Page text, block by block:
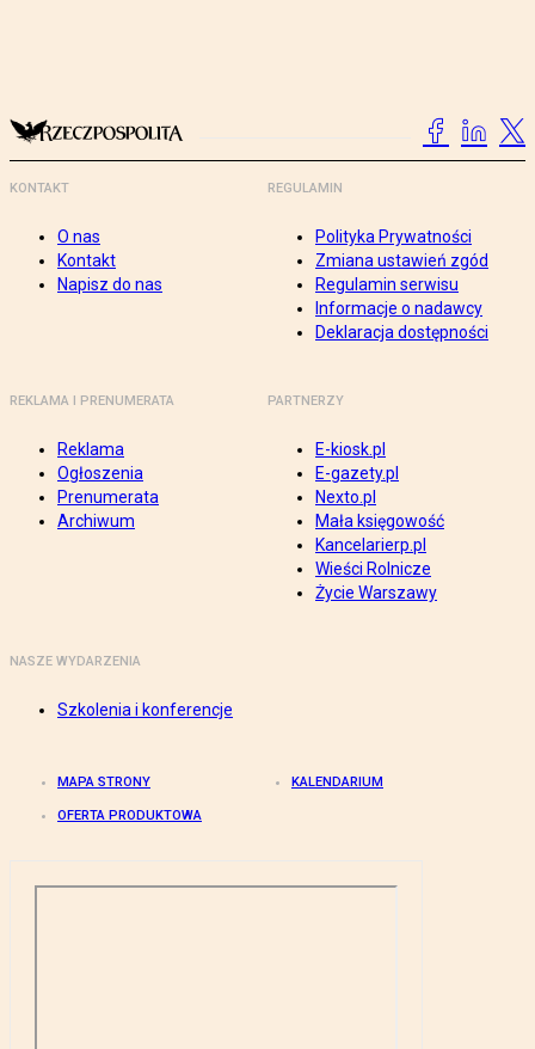
KONTAKT
O nas
Kontakt
Napisz do nas
REGULAMIN
Polityka Prywatności
Zmiana ustawień zgód
Regulamin serwisu
Informacje o nadawcy
Deklaracja dostępności
REKLAMA I PRENUMERATA
Reklama
Ogłoszenia
Prenumerata
Archiwum
PARTNERZY
E-kiosk.pl
E-gazety.pl
Nexto.pl
Mała księgowość
Kancelarierp.pl
Wieści Rolnicze
Życie Warszawy
NASZE WYDARZENIA
Szkolenia i konferencje
MAPA STRONY KALENDARIUM
OFERTA PRODUKTOWA